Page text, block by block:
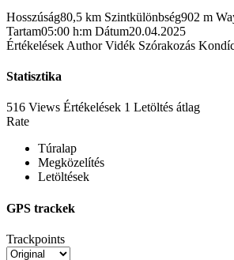
Hosszúság80,5 km Szintkülönbség902 m
Tartam05:00 h:m Dátum20.04.2025
Értékelések Author Vidék Szórakozás
Statisztika
516 Views Értékelések 1 Letöltés átlag
Rate
Túralap
Megközelítés
Letöltések
GPS trackek
Trackpoints